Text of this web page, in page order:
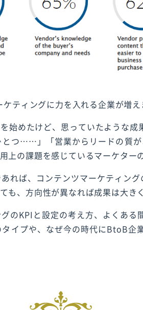
ティングに力を入れる企業が増え
始めたけど、思っていたような成
とつ……」「営業からリードの質
の課題を感じているマーケター
れば、コンテンツマーケティン
も、方向性が異なれば成果は大き
のKPIと設定の考え方、よくある
イプや、なぜ今の時代にBtoB企